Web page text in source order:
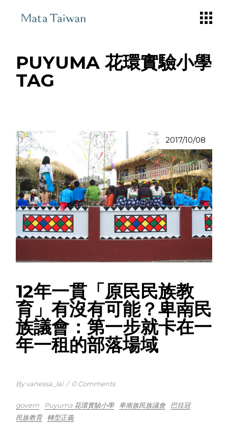
PUYUMA 花環實驗小學
TAG
2017/10/08
12年一貫「原民民族教
育」有沒有可能？卑南民
族議會：第一步就卡在一
年一租的部落場域
By vanessa_lai / 0 Comments
govern Puyuma 花環實驗小學 卑南族民族議會
巴拉冠
民族教育
轉型正義